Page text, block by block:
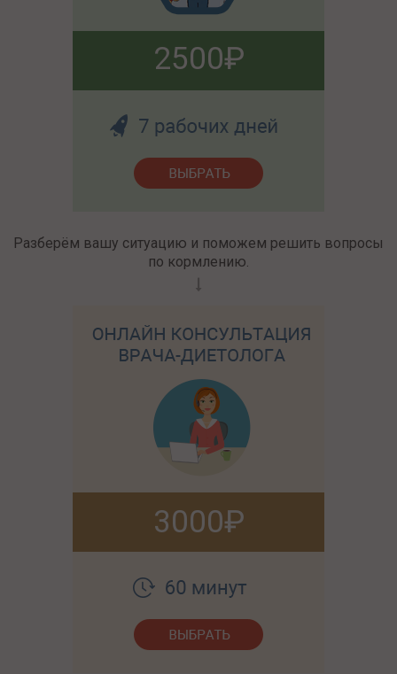
2500
Разберём вашу ситуацию и поможем решить вопросы
по кормлению.
3000